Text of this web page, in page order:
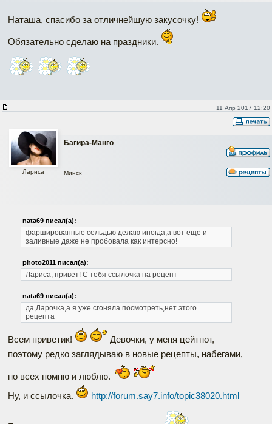
Наташа, спасибо за отличнейшую закусочку!
Обязательно сделаю на праздники.
11 Апр 2017 12:20
Багира-Манго
Лариса Минск
nata69 писал(а):
фаршированные сельдью делаю иногда,а вот еще и
заливные даже не пробовала как интерсно!
photo2011 писал(а):
Лариса, привет! С тебя ссылочка на рецепт
nata69 писал(а):
да,Ларочка,а я уже сгоняла посмотреть,нет этого
рецепта
Всем приветик!
Девочки, у меня цейтнот,
поэтому редко заглядываю в новые рецепты, набегами,
но всех помню и люблю.
Ну, и ссылочка.
http://forum.say7.info/topic38020.html